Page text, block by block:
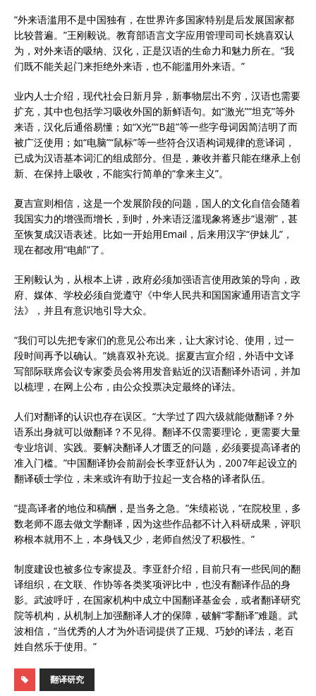
“外来语滥用不是中国独有，在世界许多国家特别是后发展国家都
比较普遍。”王刚毅说。教育部语言文字应用管理司司长姚喜双认
为，对外来语的吸纳、汉化，正是汉语的生命力和魅力所在。“我
们既不能关起门来拒绝外来语，也不能滥用外来语。”
业内人士介绍，现代社会日新月异，新事物层出不穷，汉语也需要
扩充，其中也包括学习吸收外国的新鲜语句。如“激光”“坦克”等外
来语，汉化后通俗易懂；如“X光”“B超”等一些字母词因简洁明了而
被广泛使用；如“电脑”“鼠标”等一些符合汉语构词规律的意译词，
已成为汉语基本词汇的组成部分。但是，兼收并蓄只能在继承上创
新、在保持上吸收，不能实行简单的“拿来主义”。
夏吉宣则相信，这是一个发展阶段的问题，国人的文化自信会随着
我国实力的增强而增长，到时，外来语泛滥现象将逐步“退潮”，甚
至恢复成汉语表述。比如一开始用Email，后来用汉字“伊妹儿”，
现在都改用“电邮”了。
王刚毅认为，从根本上讲，政府必须加强语言使用政策的导向，政
府、媒体、学校必须自觉遵守《中华人民共和国国家通用语言文字
法》，并且有意识地引导大众。
“我们可以先把专家们的意见公布出来，让大家讨论、使用，过一
段时间再予以确认。”姚喜双补充说。据夏吉宣介绍，外语中文译
写部际联席会议专家委员会将用发音贴近的汉语翻译外语词，并加
以梳理，在网上公布，由公众投票决定最终的译法。
人们对翻译的认识也存在误区。“大学过了四六级就能做翻译？外
语系出身就可以做翻译？不见得。翻译不仅需要理论，更需要大量
专业培训、实践。要解决翻译人才匮乏的问题，必须要提高译者的
准入门槛。”中国翻译协会前副会长李亚舒认为，2007年起设立的
翻译硕士学位，未来或许有助于拉起一支合格的译者队伍。
“提高译者的地位和稿酬，是当务之急。”朱绩崧说，“在院校里，多
数老师不愿去做文学翻译，因为这些作品都不计入科研成果，评职
称根本就用不上，本身钱又少，老师自然没了积极性。”
制度建设也被多位专家提及。李亚舒介绍，目前只有一些民间的翻
译组织，在文联、作协等各类奖项评比中，也没有翻译作品的身
影。武波呼吁，在国家机构中成立中国翻译基金会，或者翻译研究
院等机构，从机制上加强翻译人才的保障，破解“零翻译”难题。武
波相信，“当优秀的人才为外语词提供了正规、巧妙的译法，老百
姓自然乐于使用。”
翻译研究